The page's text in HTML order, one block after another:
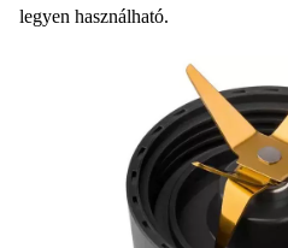
legyen használható.